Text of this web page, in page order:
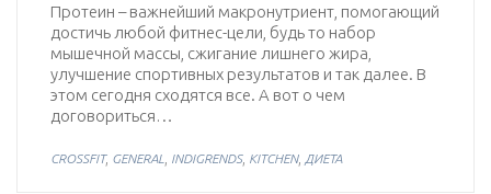
Протеин – важнейший макронутриент, помогающий
достичь любой фитнес-цели, будь то набор
мышечной массы, сжигание лишнего жира,
улучшение спортивных результатов и так далее. В
этом сегодня сходятся все. А вот о чем
договориться…
CROSSFIT, GENERAL INDIGRENDS, KITCHEN, ДИЕТА